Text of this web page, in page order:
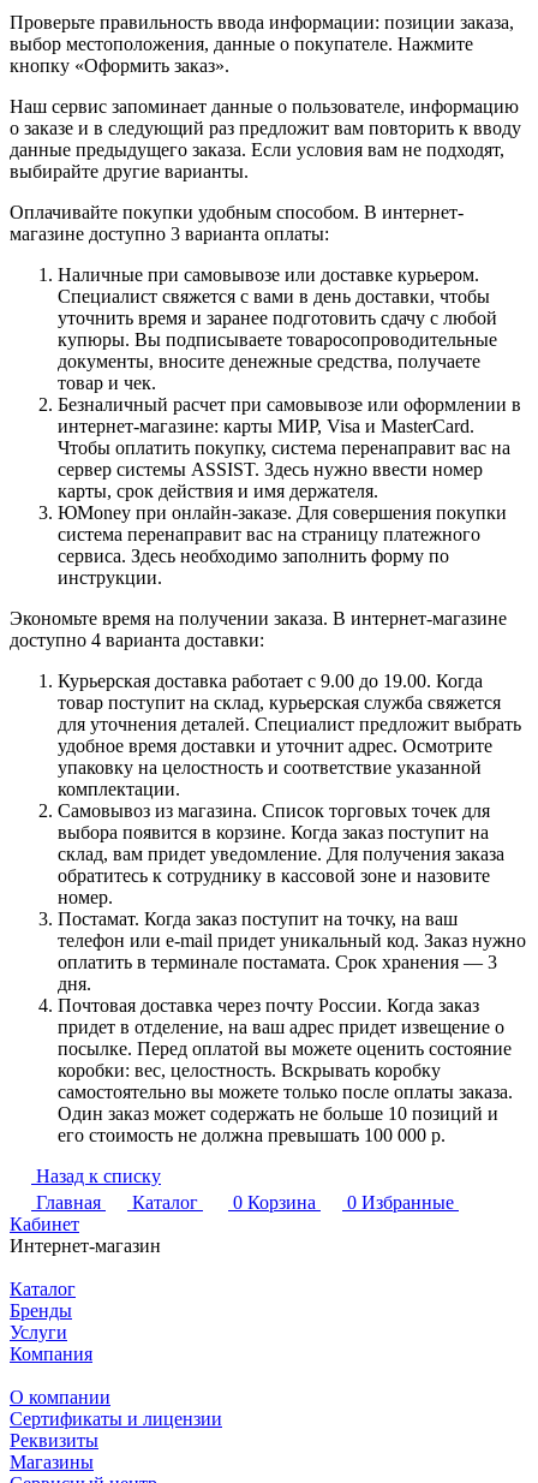
Проверьте правильность ввода информации: позиции заказа,
выбор местоположения, данные о покупателе. Нажмите
кнопку «Оформить заказ».
Наш сервис запоминает данные о пользователе, информацию
о заказе и в следующий раз предложит вам повторить к вводу
данные предыдущего заказа. Если условия вам не подходят,
выбирайте другие варианты.
Оплачивайте покупки удобным способом. В интернет-
магазине доступно 3 варианта оплаты:
Наличные при самовывозе или доставке курьером.
Специалист свяжется с вами в день доставки, чтобы
уточнить время и заранее подготовить сдачу с любой
купюры. Вы подписываете товаросопроводительные
документы, вносите денежные средства, получаете
товар и чек.
Безналичный расчет при самовывозе или оформлении в
интернет-магазине: карты МИР, Visa и MasterCard.
Чтобы оплатить покупку, система перенаправит вас на
сервер системы ASSIST. Здесь нужно ввести номер
карты, срок действия и имя держателя.
ЮMoney при онлайн-заказе. Для совершения покупки
система перенаправит вас на страницу платежного
сервиса. Здесь необходимо заполнить форму по
инструкции.
Экономьте время на получении заказа. В интернет-магазине
доступно 4 варианта доставки:
Курьерская доставка работает с 9.00 до 19.00. Когда
товар поступит на склад, курьерская служба свяжется
для уточнения деталей. Специалист предложит выбрать
удобное время доставки и уточнит адрес. Осмотрите
упаковку на целостность и соответствие указанной
комплектации.
Самовывоз из магазина. Список торговых точек для
выбора появится в корзине. Когда заказ поступит на
склад, вам придет уведомление. Для получения заказа
обратитесь к сотруднику в кассовой зоне и назовите
номер.
Постамат. Когда заказ поступит на точку, на ваш
телефон или e-mail придет уникальный код. Заказ нужно
оплатить в терминале постамата. Срок хранения — 3
дня.
Почтовая доставка через почту России. Когда заказ
придет в отделение, на ваш адрес придет извещение о
посылке. Перед оплатой вы можете оценить состояние
коробки: вес, целостность. Вскрывать коробку
самостоятельно вы можете только после оплаты заказа.
Один заказ может содержать не больше 10 позиций и
его стоимость не должна превышать 100 000 р.
Назад к списку
Главная
Каталог 0 Корзина 0 Избранные
Кабинет
Интернет-магазин
Каталог
Бренды
Услуги
Компания
О компании
Сертификаты и лицензии
Реквизиты
Магазины